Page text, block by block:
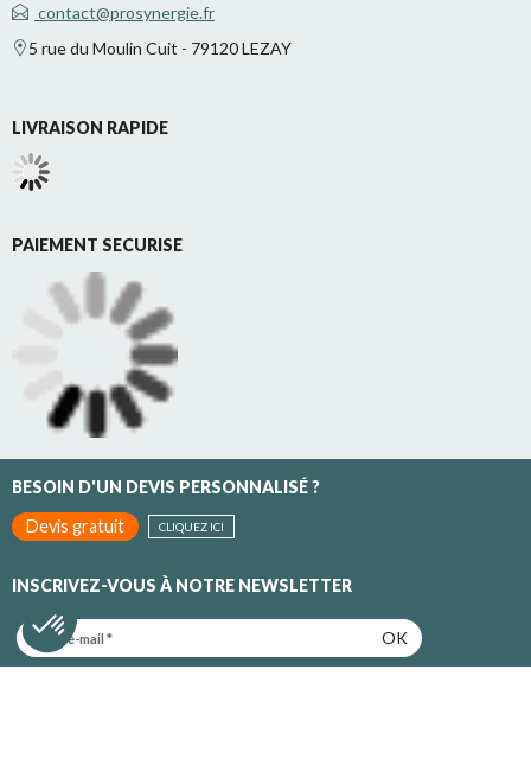
contact@prosynergie.fr
5 rue du Moulin Cuit - 79120 LEZAY
LIVRAISON RAPIDE
PAIEMENT SECURISE
BESOIN D'UN DEVIS PERSONNALISÉ ?
Devis gratuit
CLIQUEZ ICI
INSCRIVEZ-VOUS À NOTRE NEWSLETTER
OK